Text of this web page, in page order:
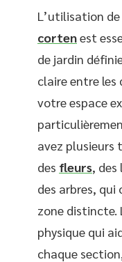
L’utilisation de
cortenest
de jardin
claire entre
votre espace
avez plusieurs
des fleurs,
des arbres, qui
zone distincte.
physique qui
chaque